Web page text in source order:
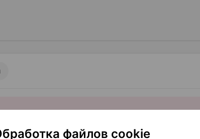
файлов cookie